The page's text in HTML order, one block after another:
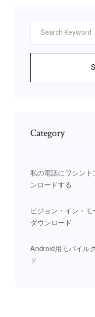
Category
私の電話にワシント
ンロードする
ビジョン・イン・
ダウンロード
Android用モバイル
ド